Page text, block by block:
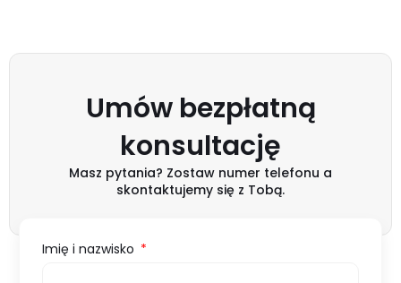
Umów bezpłatną
konsultację
Masz pytania? Zostaw numer telefonu a
skontaktujemy się z Tobą.
Imię i nazwisko